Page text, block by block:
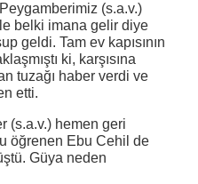
(s.a.v.)
belki imana gelir diye
geldi. Tam ev kapısının
ki, karşısına
tuzağı haber verdi ve
etti.
(s.a.v.) hemen geri
öğrenen Ebu Cehil de
Güya neden